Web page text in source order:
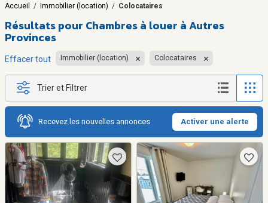
Accueil / Immobilier (location) / Colocataires
Résultats pour Chambres à louer à Autres
Provinces
Effacer tout Immobilier (location) Colocataires
Trier et Filtrer
Recevez les nouvelles annonces Activer une alerte